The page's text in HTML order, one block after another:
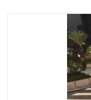
道路标线划线